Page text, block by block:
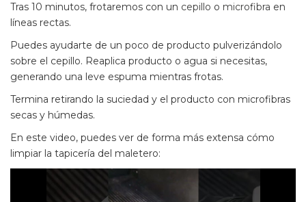
Tras 10 minutos, frotaremos con un cepillo o microfibra en
líneas rectas.
Puedes ayudarte de un poco de producto pulverizándolo
sobre el cepillo. Reaplica producto o agua si necesitas,
generando una leve espuma mientras frotas.
Termina retirando la suciedad y el producto con microfibras
secas y húmedas.
En este video, puedes ver de forma más extensa cómo
limpiar la tapicería del maletero: